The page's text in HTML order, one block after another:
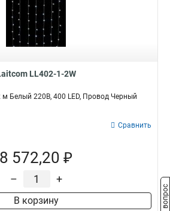
LL402-1-2W
м Белый 220В, 400 LED, Провод Черный
Сравнить
8 572,20 ₽
– +
В корзину